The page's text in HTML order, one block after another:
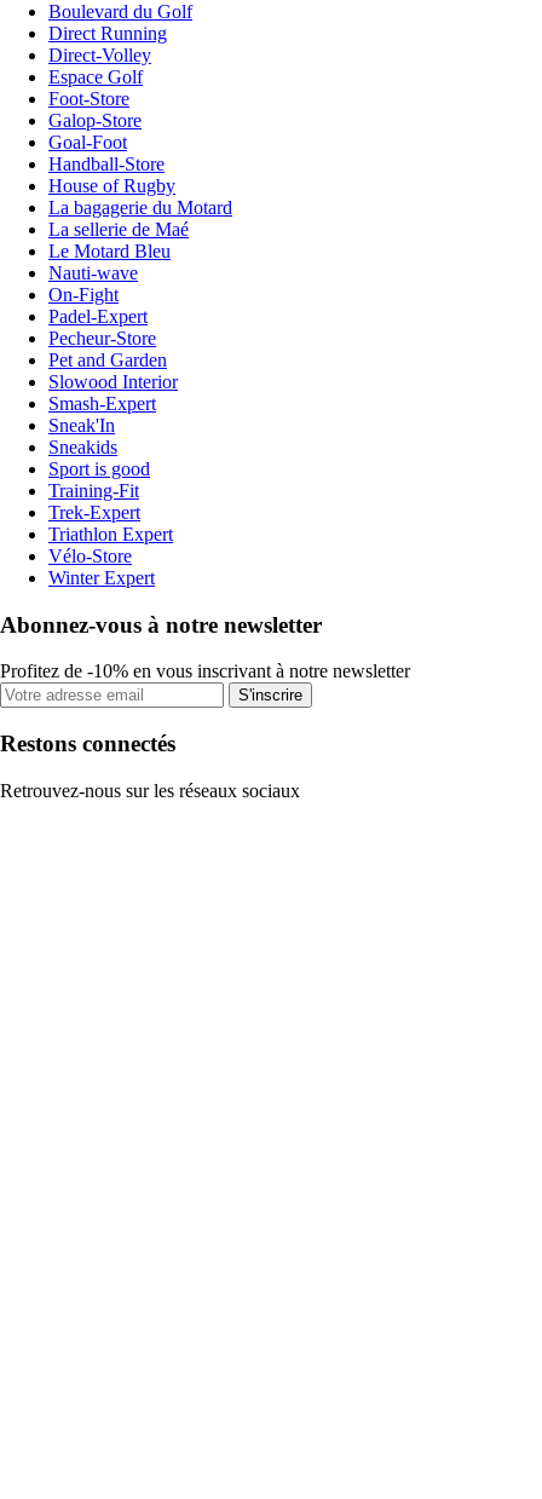
Boulevard du Golf
Direct Running
Direct-Volley
Espace Golf
Foot-Store
Galop-Store
Goal-Foot
Handball-Store
House of Rugby
La bagagerie du Motard
La sellerie de Maé
Le Motard Bleu
Nauti-wave
On-Fight
Padel-Expert
Pecheur-Store
Pet and Garden
Slowood Interior
Smash-Expert
Sneak'In
Sneakids
Sport is good
Training-Fit
Trek-Expert
Triathlon Expert
Vélo-Store
Winter Expert
Abonnez-vous à notre newsletter
Profitez de -10% en vous inscrivant à notre newsletter
S'inscrire
Restons connectés
Retrouvez-nous sur les réseaux sociaux